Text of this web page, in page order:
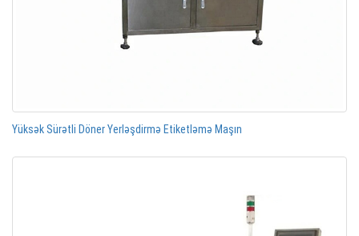
Yüksək Sürətli Döner Yerləşdirmə Etiketləmə Maşın